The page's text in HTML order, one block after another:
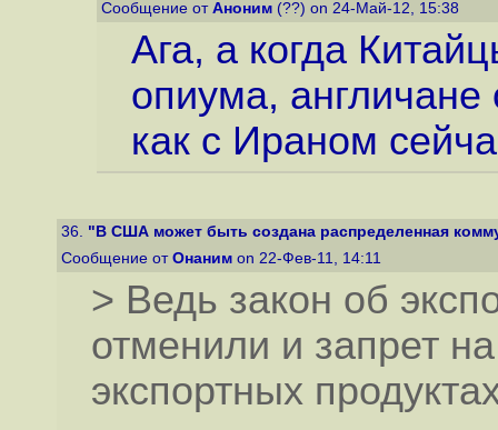
Сообщение от Аноним (??) on 24-Май-12, 15:38
Ага, а когда
опиума,
как с Иpаном
36. "В США может быть создана распределенная
Сообщение от Онаним on 22-Фев-11, 14:11
> Ведь закон об
отменили и запрет
экспортных